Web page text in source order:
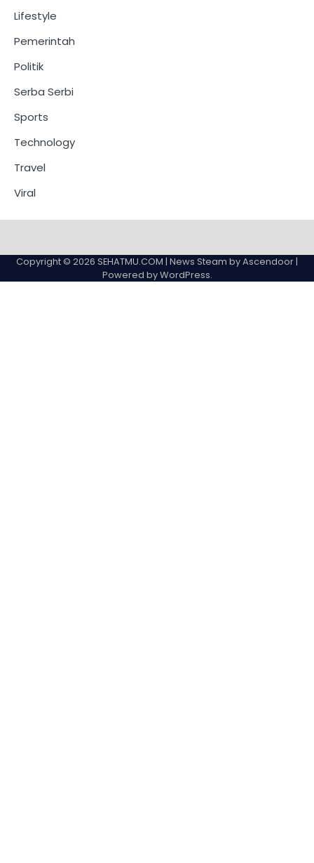
Lifestyle
Pemerintah
Politik
Serba Serbi
Sports
Technology
Travel
Viral
Copyright © 2026 SEHATMU.COM | News Steam byAscendoor |
Powered byWordPress.